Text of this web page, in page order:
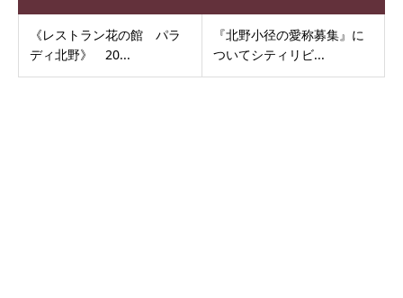
《レストラン花の館 パラ
ディ北野》 20...
『北野小径の愛称募集』に
ついてシティリビ...